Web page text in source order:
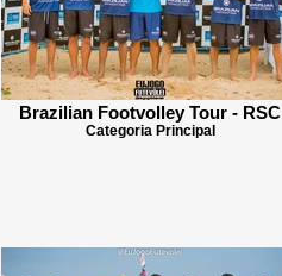
Brazilian Footvolley Tour - RSC
Categoria Principal